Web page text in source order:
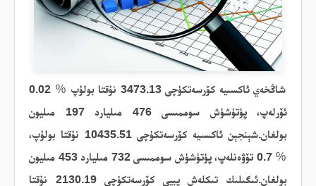
شاڭخەي ئاكسىيە كۆرسەتكۈچى 3473.13 نۇقتا بولۇپ ％
ئۆرلەپ، پۈتۈشۈش سوممىسى 476 مىليارد 197 مىليون
بولغان.شېنجېن ئاكسىيە كۆرسەتكۈچى 10435.51 نۇقتا بولۇپ،
％
0.7
تۆۋەنلەپ، پۈتۈشۈش سوممىسى 732 مىليارد 453 مىليون
بولغان.ئىگىلىك تىكلەش پېيى
كۆرسەتكۈچى 2130.19 نۇقتا